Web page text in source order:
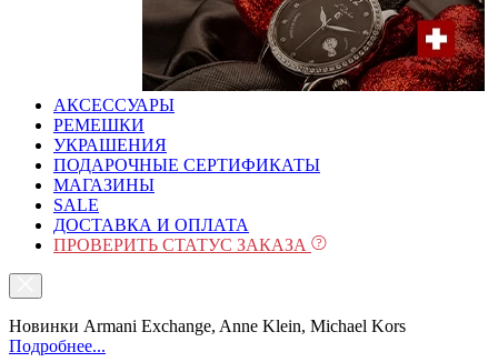
АКСЕССУАРЫ
РЕМЕШКИ
УКРАШЕНИЯ
ПОДАРОЧНЫЕ СЕРТИФИКАТЫ
МАГАЗИНЫ
SALE
ДОСТАВКА И ОПЛАТА
ПРОВЕРИТЬ СТАТУС ЗАКАЗА
Новинки Armani Exchange, Anne Klein, Michael Kors
Подробнее...